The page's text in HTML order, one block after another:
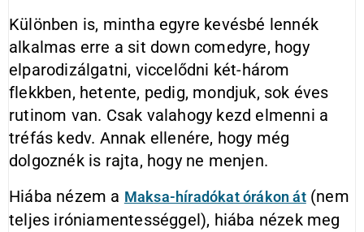
Különben is, mintha egyre kevésbé lennék
alkalmas erre a sit down comedyre, hogy
elparodizálgatni, viccelődni két-három
flekkben, hetente, pedig, mondjuk, sok éves
rutinom van. Csak valahogy kezd elmenni a
tréfás kedv. Annak ellenére, hogy még
dolgoznék is rajta, hogy ne menjen.
Hiába nézem a Maksa-híradókat órákon át(nem
teljes iróniamentességgel), hiába nézek meg